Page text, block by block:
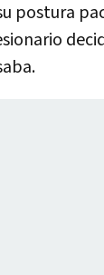
postura